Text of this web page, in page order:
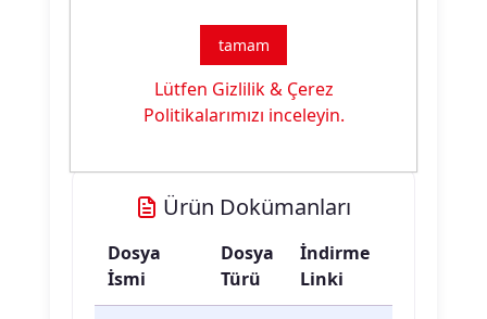
Yumuşak Tuşe
Ürün Dokümanları
Dosya
İsmi
Dosya
Türü
İndirme
Linki
tamam
Lütfen Gizlilik & Çerez
Politikalarımızı inceleyin.